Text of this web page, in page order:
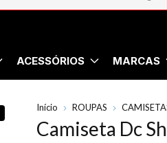
ACESSÓRIOS MARCAS
Início ROUPAS
Camiseta Dc